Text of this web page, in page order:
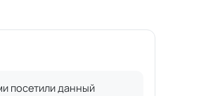
посетили данный